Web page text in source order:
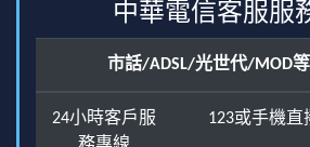
中華電信客服服
市話/ADSL/光世代/MOD
24小時客戶服
123或手機直